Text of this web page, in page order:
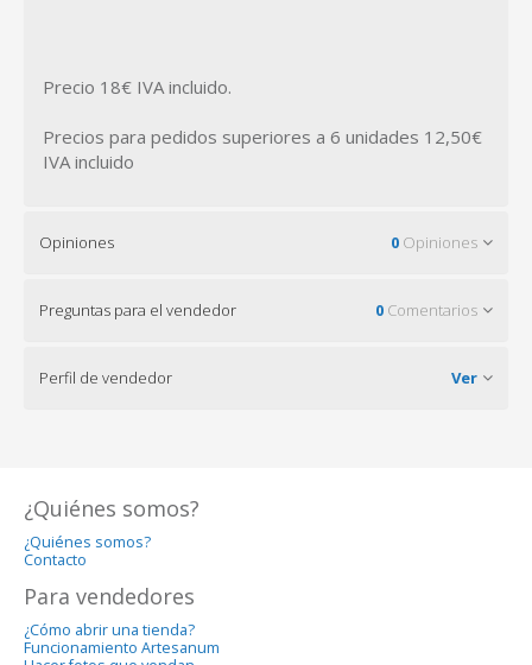
Precio 18€ IVA incluido.
Precios para pedidos superiores a 6 unidades 12,50€
IVA incluido
Opiniones 0 Opiniones
Preguntas para el vendedor 0 Comentarios
Perfil de vendedor Ver
¿Quiénes somos?
¿Quiénes somos?
Contacto
Para vendedores
¿Cómo abrir una tienda?
Funcionamiento Artesanum